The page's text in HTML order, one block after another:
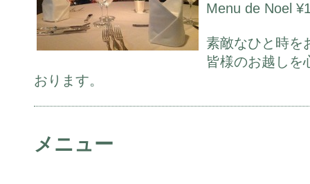
Menu de Noel
素敵なひと時を
皆様のお越しを
おります。
メニュー